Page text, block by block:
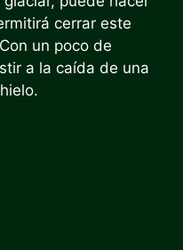
cerrar este
un poco de
a la caída de una